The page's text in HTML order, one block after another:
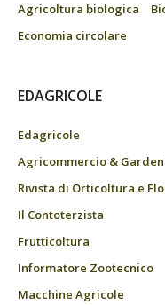
Agricoltura biologica
Economia circolare
EDAGRICOLE
Edagricole
Agricommercio &
Rivista di Orticoltura e
Il Contoterzista
Frutticoltura
Informatore Zootecnico
Macchine Agricole